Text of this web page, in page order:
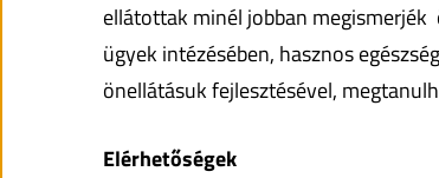
ellátottak minél jobban
ügyek intézésében, hasznos
önellátásuk fejlesztésével,
Elérhetőségek